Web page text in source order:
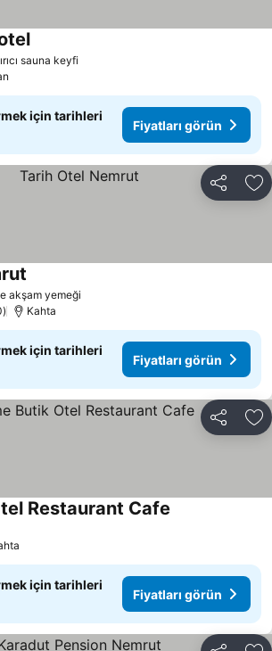
sauna keyfi
Fiyatları görün
için tarihleri
Fiyatları görün
Paylaş
akşam yemeği
Kahta
için tarihleri
Fiyatları görün
Paylaş
Restaurant Cafe
için tarihleri
Fiyatları görün